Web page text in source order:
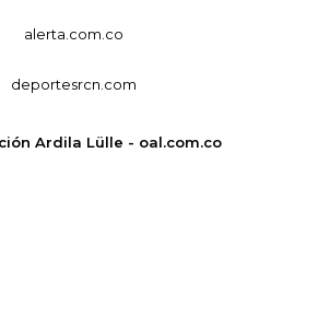
alerta.com.co
deportesrcn.com
Ardila Lülle - oal.com.co